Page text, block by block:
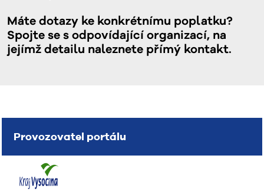
Máte dotazy ke konkrétnímu poplatku?
Spojte se s odpovídající organizací, na
jejímž detailu naleznete přímý kontakt.
Provozovatel portálu